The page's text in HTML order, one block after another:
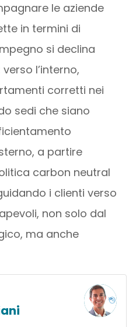
le aziende
in termini di
si declina
l’interno,
corretti nei
sedi che siano
a partire
carbon neutral
i clienti verso
non solo dal
ma anche